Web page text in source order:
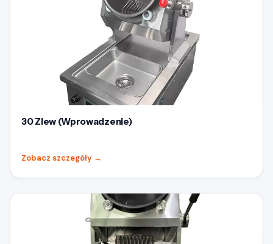
30 Zlew (Wprowadzenie)
Zobacz szczegóły →